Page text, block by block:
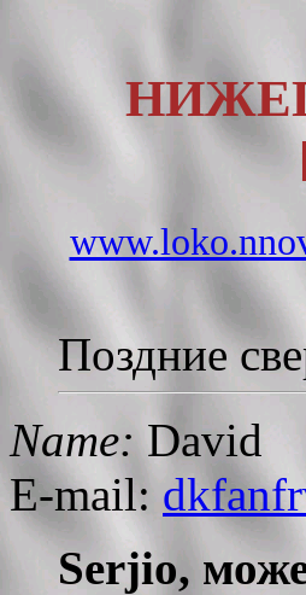
Поздние
Name:David
E-mail:
Serjio,